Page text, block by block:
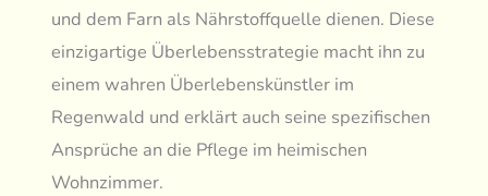
und dem Farn als Nährstoffquelle dienen. Diese
einzigartige Überlebensstrategie macht ihn zu
einem wahren Überlebenskünstler im
Regenwald und erklärt auch seine spezifischen
Ansprüche an die Pflege im heimischen
Wohnzimmer.